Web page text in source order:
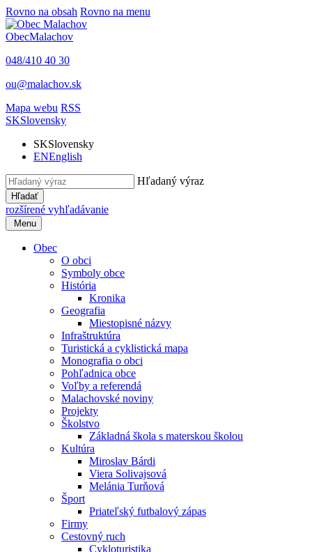
Rovno na obsah Rovno na menu
ObecMalachov
048/410 40 30
ou@malachov.sk
Mapa webu RSS
SKSlovensky
SKSlovensky
ENEnglish
Hľadaný výraz
Hľadať
rozšírené vyhľadávanie
Menu
Obec
O obci
Symboly obce
História
Kronika
Geografia
Miestopisné názvy
Infraštruktúra
Turistická a cyklistická mapa
Monografia o obci
Pohľadnica obce
Voľby a referendá
Malachovské noviny
Projekty
Školstvo
Základná škola s materskou školou
Kultúra
Miroslav Bárdi
Viera Solivajsová
Melánia Turňová
Šport
Priateľský futbalový zápas
Firmy
Cestovný ruch
Cykloturistika